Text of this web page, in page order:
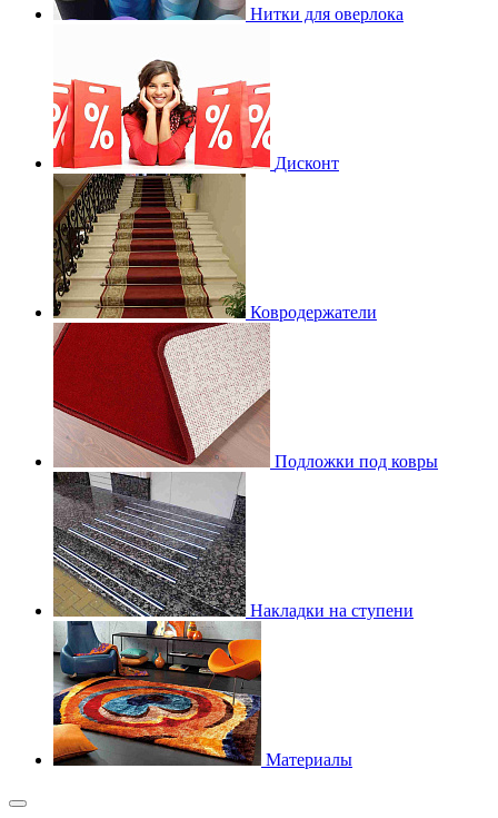
Нитки для оверлока
Дисконт
Ковродержатели
Подложки под ковры
Накладки на ступени
Материалы